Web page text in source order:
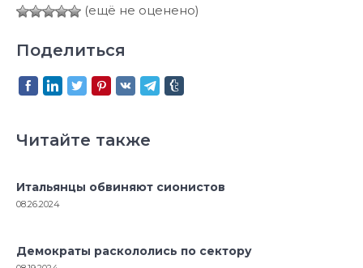
(ещё не оценено)
Поделиться
Читайте также
Итальянцы обвиняют сионистов
08.26.2024
Демократы раскололись по сектору